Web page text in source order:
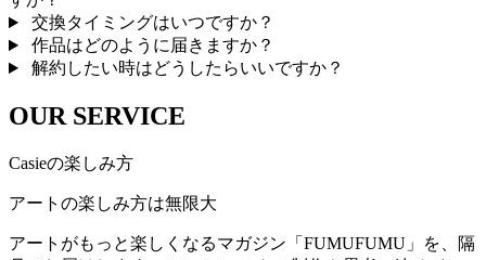
交換タイミングはいつですか？
作品はどのように届きますか？
解約したい時はどうしたらいいですか？
OUR SERVICE
Casieの楽しみ方
アートの楽しみ方は無限大
アートがもっと楽しくなるマガジン「FUMUFUMU」を、隔